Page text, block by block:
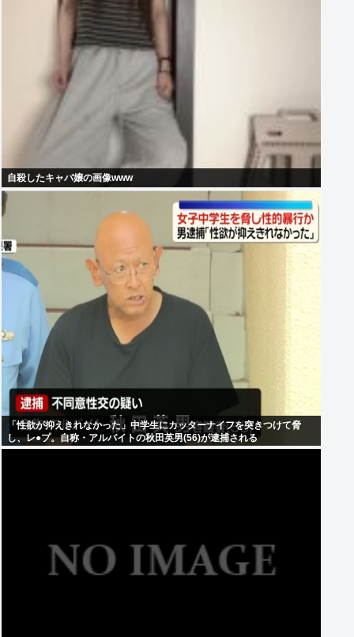
自殺したキャバ嬢の画像www
「性欲が抑えきれなかった」中学生にカッターナイフを突きつけて脅
し、レ●プ。自称・アルバイトの秋田英男(56)が逮捕される